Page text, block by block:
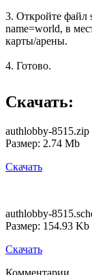
3. Откройте файл
name=world, в
карты/арены.
4. Готово.
Скачать:
authlobby-8515.zip
Размер: 2.74 Mb
Скачать
authlobby-
Размер: 154.93 Kb
Скачать